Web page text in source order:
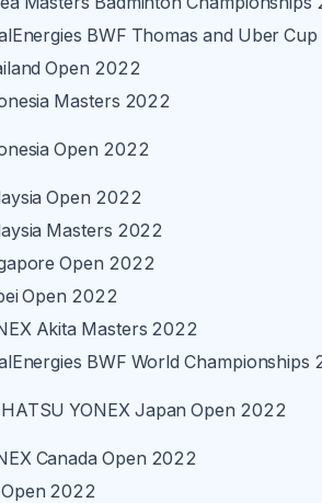
BWF Thomas and Uber
Open 2022
Masters 2022
Open 2022
Open 2022
Masters 2022
Open 2022
Open 2022
Akita Masters 2022
BWF World Championships
YONEX Japan Open 2022
Canada Open 2022
2022